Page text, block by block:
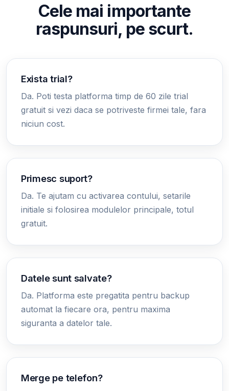
Cele mai importante
raspunsuri, pe scurt.
Exista trial?
Da. Poti testa platforma timp de 60 zile trial
gratuit si vezi daca se potriveste firmei tale, fara
niciun cost.
Primesc suport?
Da. Te ajutam cu activarea contului, setarile
initiale si folosirea modulelor principale, totul
gratuit.
Datele sunt salvate?
Da. Platforma este pregatita pentru backup
automat la fiecare ora, pentru maxima
siguranta a datelor tale.
Merge pe telefon?